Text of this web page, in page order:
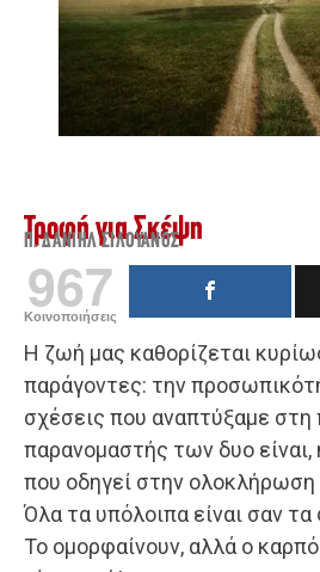
Τροφή για Σκέψη
Π. ΔΑΝΙΉΛ ΣΙΛΟΥΑΝΌΣ
967
Κοινοποιήσεις
Η ζωή μας καθορίζεται
παράγοντες: την
σχέσεις που αναπτύξαμε στη
παρανομαστής των δυο είναι,
που οδηγεί στην ολοκλήρωση
Όλα τα υπόλοιπα είναι σαν
Το ομορφαίνουν, αλλά ο